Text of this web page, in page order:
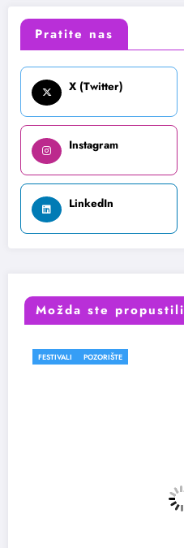
Pratite nas
X (Twitter)
Instagram
LinkedIn
Možda ste propustili